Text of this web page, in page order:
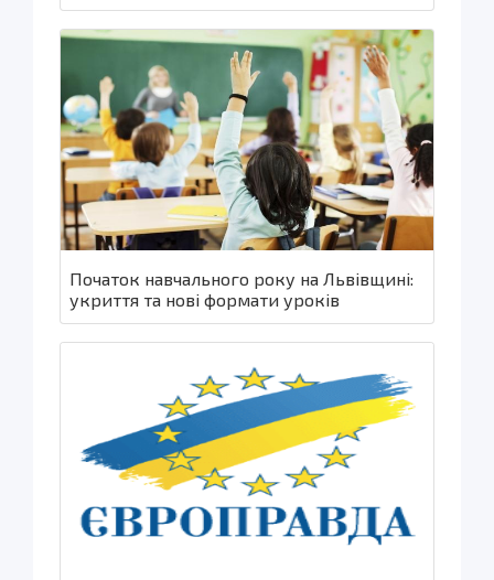
Початок навчального року на Львівщині:
укриття та нові формати уроків